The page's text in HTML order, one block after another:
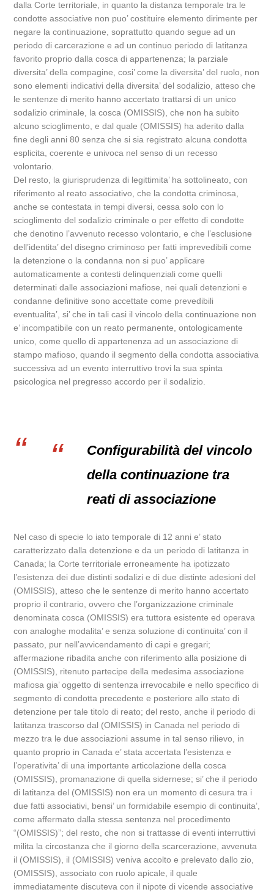
dalla Corte territoriale, in quanto la distanza temporale tra le
condotte associative non puo’ costituire elemento dirimente per
negare la continuazione, soprattutto quando segue ad un
periodo di carcerazione e ad un continuo periodo di latitanza
favorito proprio dalla cosca di appartenenza; la parziale
diversita’ della compagine, cosi’ come la diversita’ del ruolo, non
sono elementi indicativi della diversita’ del sodalizio, atteso che
le sentenze di merito hanno accertato trattarsi di un unico
sodalizio criminale, la cosca (OMISSIS), che non ha subito
alcuno scioglimento, e dal quale (OMISSIS) ha aderito dalla
fine degli anni 80 senza che si sia registrato alcuna condotta
esplicita, coerente e univoca nel senso di un recesso
volontario.
Del resto, la giurisprudenza di legittimita’ ha sottolineato, con
riferimento al reato associativo, che la condotta criminosa,
anche se contestata in tempi diversi, cessa solo con lo
scioglimento del sodalizio criminale o per effetto di condotte
che denotino l’avvenuto recesso volontario, e che l’esclusione
dell’identita’ del disegno criminoso per fatti imprevedibili come
la detenzione o la condanna non si puo’ applicare
automaticamente a contesti delinquenziali come quelli
determinati dalle associazioni mafiose, nei quali detenzioni e
condanne definitive sono accettate come prevedibili
eventualita’, si’ che in tali casi il vincolo della continuazione non
e’ incompatibile con un reato permanente, ontologicamente
unico, come quello di appartenenza ad un associazione di
stampo mafioso, quando il segmento della condotta associativa
successiva ad un evento interruttivo trovi la sua spinta
psicologica nel pregresso accordo per il sodalizio.
Configurabilità del vincolo
della continuazione tra
reati di associazione
Nel caso di specie lo iato temporale di 12 anni e’ stato
caratterizzato dalla detenzione e da un periodo di latitanza in
Canada; la Corte territoriale erroneamente ha ipotizzato
l’esistenza dei due distinti sodalizi e di due distinte adesioni del
(OMISSIS), atteso che le sentenze di merito hanno accertato
proprio il contrario, ovvero che l’organizzazione criminale
denominata cosca (OMISSIS) era tuttora esistente ed operava
con analoghe modalita’ e senza soluzione di continuita’ con il
passato, pur nell’avvicendamento di capi e gregari;
affermazione ribadita anche con riferimento alla posizione di
(OMISSIS), ritenuto partecipe della medesima associazione
mafiosa gia’ oggetto di sentenza irrevocabile e nello specifico di
segmento di condotta precedente e posteriore allo stato di
detenzione per tale titolo di reato; del resto, anche il periodo di
latitanza trascorso dal (OMISSIS) in Canada nel periodo di
mezzo tra le due associazioni assume in tal senso rilievo, in
quanto proprio in Canada e’ stata accertata l’esistenza e
l’operativita’ di una importante articolazione della cosca
(OMISSIS), promanazione di quella sidernese; si’ che il periodo
di latitanza del (OMISSIS) non era un momento di cesura tra i
due fatti associativi, bensi’ un formidabile esempio di continuita’,
come affermato dalla stessa sentenza nel procedimento
“(OMISSIS)”; del resto, che non si trattasse di eventi interruttivi
milita la circostanza che il giorno della scarcerazione, avvenuta
il (OMISSIS), il (OMISSIS) veniva accolto e prelevato dallo zio,
(OMISSIS), associato con ruolo apicale, il quale
immediatamente discuteva con il nipote di vicende associative